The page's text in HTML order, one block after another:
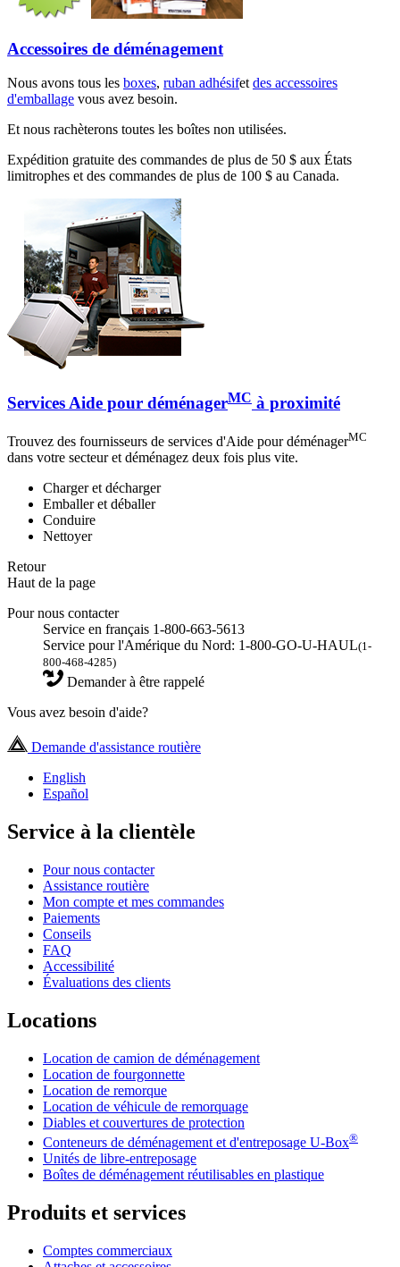
Accessoires de déménagement
Nous avons tous les boxes, ruban adhésifetdes accessoires
d'emballage vous avez besoin.
Et nous rachèterons toutes les boîtes non utilisées.
Expédition gratuite des commandes de plus de 50 $ aux États
limitrophes et des commandes de plus de 100 $ au Canada.
Services Aide pour déménagerMC à proximité
Trouvez des fournisseurs de services d'Aide pour déménagerMC
dans votre secteur et déménagez deux fois plus vite.
Charger et décharger
Emballer et déballer
Conduire
Nettoyer
Retour
Haut de la page
Pour nous contacter
Service en français 1-800-663-5613
Service pour l'Amérique du Nord: 1-800-GO-U-HAUL(1-
800-468-4285)
Demander à être rappelé
Vous avez besoin d'aide?
Demande d'assistance routière
English
Español
Service à la clientèle
Pour nous contacter
Assistance routière
Mon compte et mes commandes
Paiements
Conseils
FAQ
Accessibilité
Évaluations des clients
Locations
Location de camion de déménagement
Location de fourgonnette
Location de remorque
Location de véhicule de remorquage
Diables et couvertures de protection
Conteneurs de déménagement et d'entreposage U-Box®
Unités de libre-entreposage
Boîtes de déménagement réutilisables en plastique
Produits et services
Comptes commerciaux